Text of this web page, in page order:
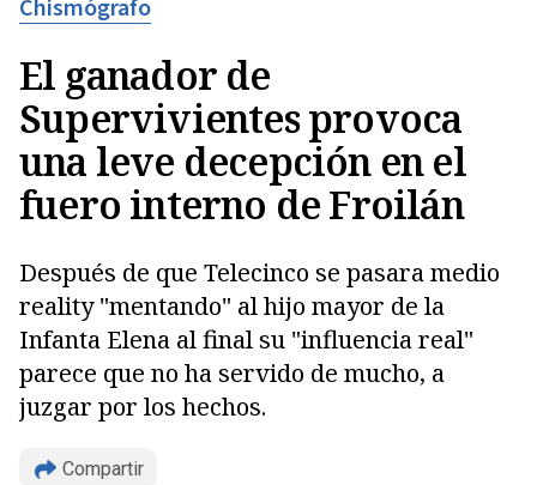
Chismógrafo
El ganador de
Supervivientes provoca
una leve decepción en el
fuero interno de Froilán
Después de que Telecinco se pasara medio
reality "mentando" al hijo mayor de la
Infanta Elena al final su "influencia real"
parece que no ha servido de mucho, a
juzgar por los hechos.
Compartir